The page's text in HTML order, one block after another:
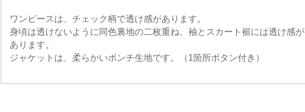
ワンピースは、チェック柄で透け感があります。
身頃は透けないように同色裏地の二枚重ね、袖とスカート裾には透け感が
あります。
ジャケットは、柔らかいポンチ生地です。（1箇所ボタン付き）